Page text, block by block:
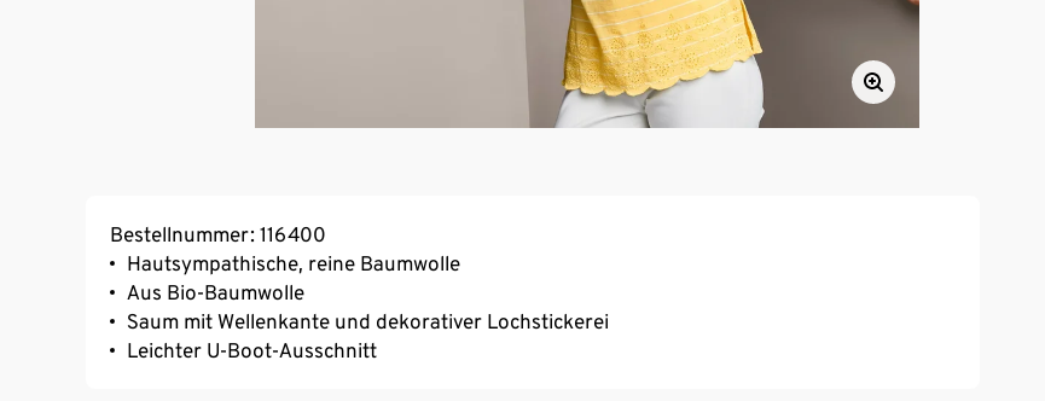
Bestellnummer: 116400
Hautsympathische, reine Baumwolle
Aus Bio-Baumwolle
Saum mit Wellenkante und dekorativer Lochstickerei
Leichter U-Boot-Ausschnitt